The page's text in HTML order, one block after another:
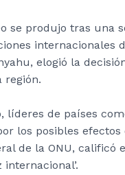
se produjo tras una
internacionales
elogió la
región.
líderes de países
los posibles
de la ONU, calificó